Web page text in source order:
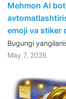
Mehmon AI
emoji va stiker
Bugungi
May 7, 2026